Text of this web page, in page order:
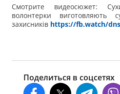
Смотрите видеосюжет:
волонтерки
захисників https://fb.watch/
Поделиться в соцсетях